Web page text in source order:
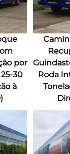
por
30
à
Roda